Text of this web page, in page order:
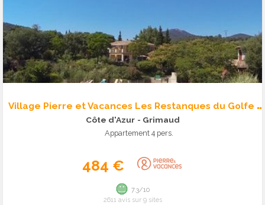
V
illage Pierre et Vacances Les Restanques du Golfe de St Tropez
Côte d'Azur - Grimaud
Appartement 4 pers.
484 €
7.3/10
2611 avis sur 9 sites